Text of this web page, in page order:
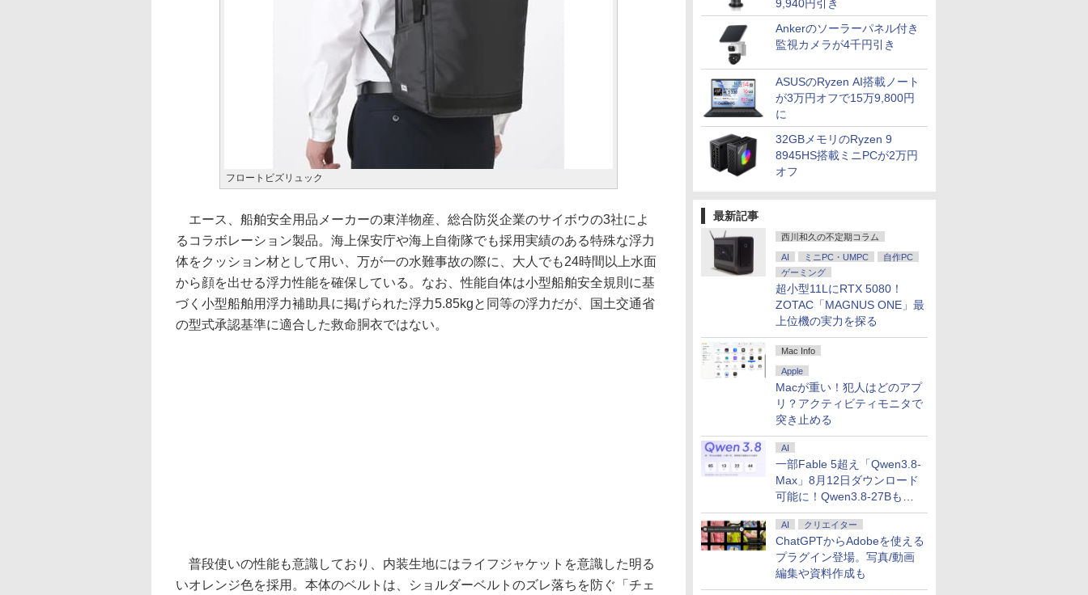
9,940円引き
Ankerのソーラーパネル付き
監視カメラが4千円引き
ASUSのRyzen AI搭載ノート
が3万円オフで15万9,800円
に
32GBメモリのRyzen 9
8945HS搭載ミニPCが2万円
オフ
最新記事
西川和久の不定期コラム
AI ミニPC・UMPC
自作PC
ゲーミング
超小型11LにRTX 5080！
ZOTAC「MAGNUS ONE」最
上位機の実力を探る
Mac Info
Apple
Macが重い！犯人はどのアプ
リ？アクティビティモニタで
突き止める
AI
一部Fable 5超え「Qwen3.8-
Max」8月12日ダウンロード
可能に！Qwen3.8-27Bも順
次
AI クリエイター
ChatGPTからAdobeを使える
プラグイン登場。写真/動画
編集や資料作成も
フロートビズリュック
エース、船舶安全用品メーカーの東洋物産、総合防災企業のサイボウの3社によ
るコラボレーション製品。海上保安庁や海上自衛隊でも採用実績のある特殊な浮力
体をクッション材として用い、万が一の水難事故の際に、大人でも24時間以上水面
から顔を出せる浮力性能を確保している。なお、性能自体は小型船舶安全規則に基
づく小型船舶用浮力補助具に掲げられた浮力5.85kgと同等の浮力だが、国土交通省
の型式承認基準に適合した救命胴衣ではない。
普段使いの性能も意識しており、内装生地にはライフジャケットを意識した明る
いオレンジ色を採用。本体のベルトは、ショルダーベルトのズレ落ちを防ぐ「チェ